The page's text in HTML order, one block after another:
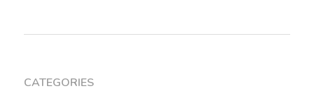
CATEGORIES
Papier Exceptionnel